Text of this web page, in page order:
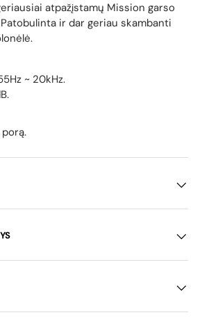
atpažįstamų Mission garso
ir dar geriau skambanti
Hz ~ 20kHz.